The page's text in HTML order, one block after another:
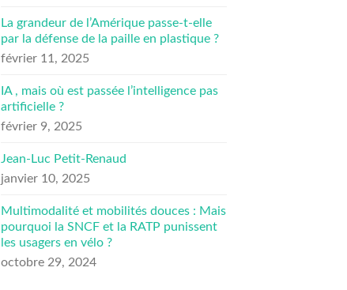
La grandeur de l’Amérique passe-t-elle
par la défense de la paille en plastique ?
février 11, 2025
IA , mais où est passée l’intelligence pas
artificielle ?
février 9, 2025
Jean-Luc Petit-Renaud
janvier 10, 2025
Multimodalité et mobilités douces : Mais
pourquoi la SNCF et la RATP punissent
les usagers en vélo ?
octobre 29, 2024